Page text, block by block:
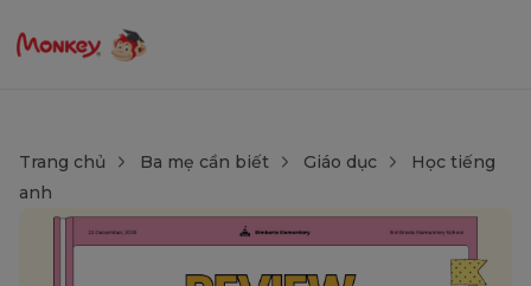
Trang chủ Ba mẹ cần biết Giáo dục
Học tiếng
anh